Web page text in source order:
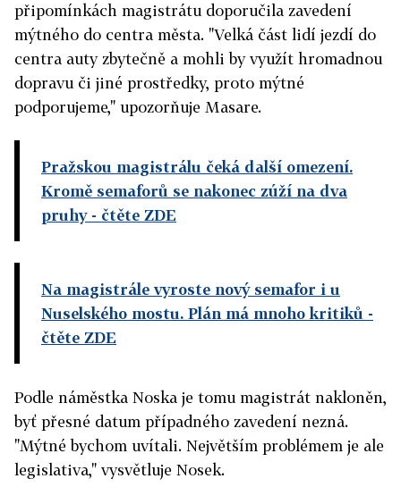
připomínkách magistrátu doporučila zavedení
mýtného do centra města. "Velká část lidí jezdí do
centra auty zbytečně a mohli by využít hromadnou
dopravu či jiné prostředky, proto mýtné
podporujeme," upozorňuje Masare.
Pražskou magistrálu čeká další omezení.
Kromě semaforů se nakonec zúží na dva
pruhy- čtěte ZDE
Na magistrále vyroste nový semafor i u
Nuselského mostu. Plán má mnoho kritiků -
čtěte ZDE
Podle náměstka Noska je tomu magistrát nakloněn,
byť přesné datum případného zavedení nezná.
"Mýtné bychom uvítali. Největším problémem je ale
legislativa," vysvětluje Nosek.